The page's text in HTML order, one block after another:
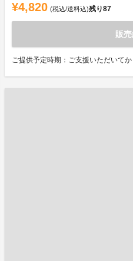
¥4,820 (税込/送料込)残り87
販
ご提供予定時期：ご支援いただいて